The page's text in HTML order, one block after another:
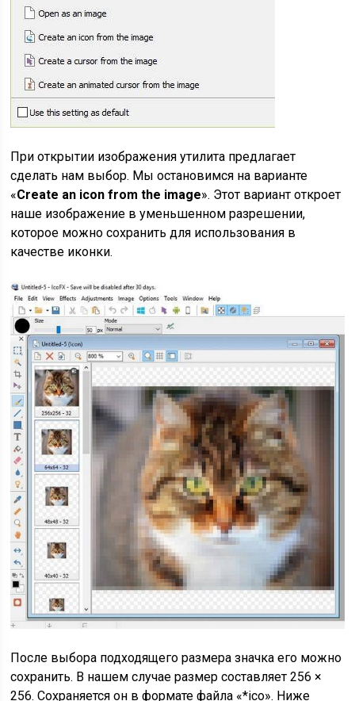
При открытии изображения утилита предлагает
сделать нам выбор. Мы остановимся на варианте
«Create an icon from the image». Этот вариант откроет
наше изображение в уменьшенном разрешении,
которое можно сохранить для использования в
качестве иконки.
После выбора подходящего размера значка его можно
сохранить. В нашем случае размер составляет 256 ×
256. Сохраняется он в формате файла «*ico». Ниже